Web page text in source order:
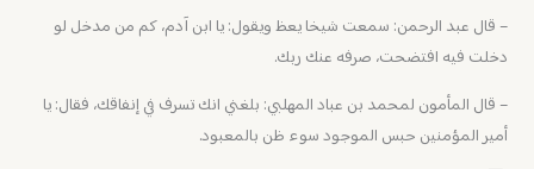
– ‏قال عبد الرحمن: سمعت شيخا يعظ ويقول: يا ابن آدم، كم من مدخل لو
دخلت فيه افتضحت، صرفه عنك ربك.
– ‏قال المأمون لمحمد بن عباد المهلبي: بلغني انك تسرف في إنفاقك، فقال: يا
أمير المؤمنين حبس الموجود سوء ظن بالمعبود.